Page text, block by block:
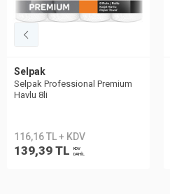
Selpak
Selpak Professional Premium
Havlu 8li
116,16 TL + KDV
139,39 TL
KDV
DAHİL